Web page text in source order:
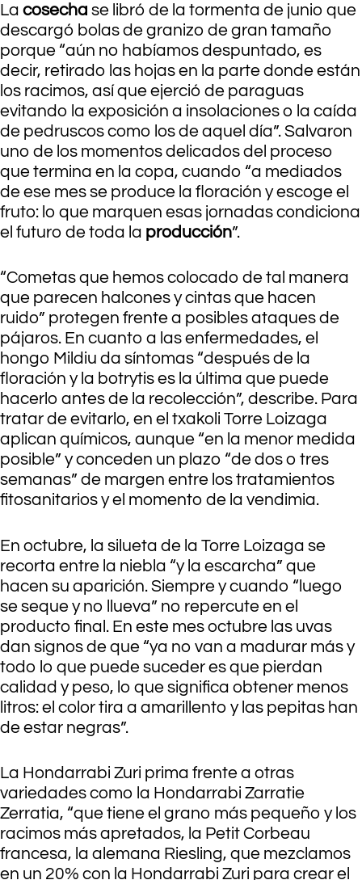
La cosecha se libró de la tormenta de junio que
descargó bolas de granizo de gran tamaño
porque “aún no habíamos despuntado, es
decir, retirado las hojas en la parte donde están
los racimos, así que ejerció de paraguas
evitando la exposición a insolaciones o la caída
de pedruscos como los de aquel día”. Salvaron
uno de los momentos delicados del proceso
que termina en la copa, cuando “a mediados
de ese mes se produce la floración y escoge el
fruto: lo que marquen esas jornadas condiciona
el futuro de toda la producción”.
“Cometas que hemos colocado de tal manera
que parecen halcones y cintas que hacen
ruido” protegen frente a posibles ataques de
pájaros. En cuanto a las enfermedades, el
hongo Mildiu da síntomas “después de la
floración y la botrytis es la última que puede
hacerlo antes de la recolección”, describe. Para
tratar de evitarlo, en el txakoli Torre Loizaga
aplican químicos, aunque “en la menor medida
posible” y conceden un plazo “de dos o tres
semanas” de margen entre los tratamientos
fitosanitarios y el momento de la vendimia.
En octubre, la silueta de la Torre Loizaga se
recorta entre la niebla “y la escarcha” que
hacen su aparición. Siempre y cuando “luego
se seque y no llueva” no repercute en el
producto final. En este mes octubre las uvas
dan signos de que “ya no van a madurar más y
todo lo que puede suceder es que pierdan
calidad y peso, lo que significa obtener menos
litros: el color tira a amarillento y las pepitas han
de estar negras”.
La Hondarrabi Zuri prima frente a otras
variedades como la Hondarrabi Zarratie
Zerratia, “que tiene el grano más pequeño y los
racimos más apretados, la Petit Corbeau
francesa, la alemana Riesling, que mezclamos
en un 20% con la Hondarrabi Zuri para crear el